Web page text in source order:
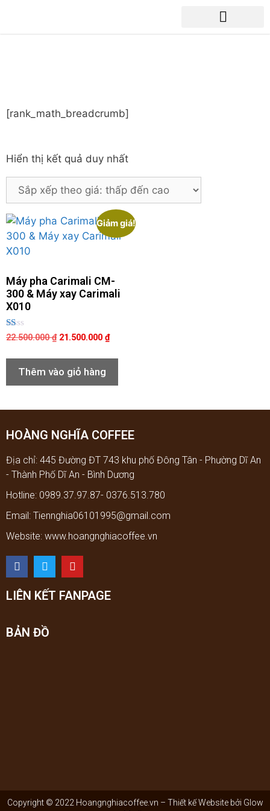
[rank_math_breadcrumb]
Hiển thị kết quả duy nhất
Giảm giá!
Máy pha Carimali CM-
300 & Máy xay Carimali
X010
Đ
xế
n
0
5
sa
22.500.000₫ 21.500.000 ₫
Thêm vào giỏ hàng
HOÀNG NGHĨA COFFEE
Địa chỉ: 445 Đường ĐT 743 khu phố Đông Tân - Phường Dĩ An
- Thành Phố Dĩ An - Bình Dương
Hotline: 0989.37.97.87- 0376.513.780
Email: Tiennghia06101995@gmail.com
Website: www.hoangnghiacoffee.vn
LIÊN KẾT FANPAGE
BẢN ĐỒ
Copyright © 2022 Hoangnghiacoffee.vn – Thiết kế Website bởi Glow